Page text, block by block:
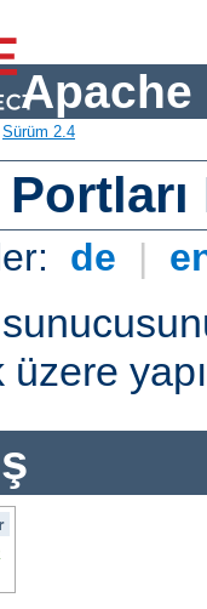
Apache
Sürüm 2.4
de |